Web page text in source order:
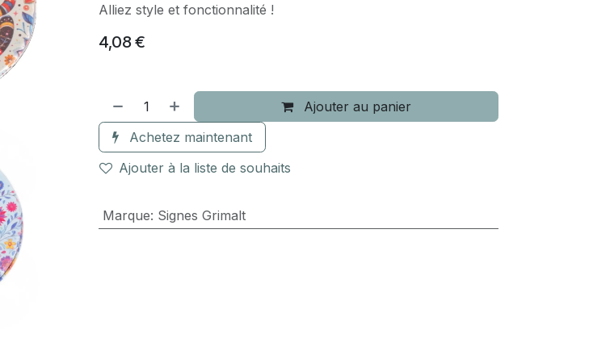
Alliez style et fonctionnalité !
4,08€
Ajouter au panier
Achetez maintenant
Ajouter à la liste de souhaits
Marque: Signes Grimalt